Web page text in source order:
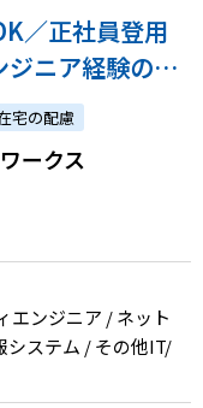
／正社員登用
ニア経験のあ
合ったポジシ
宅の配慮
ークス
エンジニア / ネット
システム / その他IT/